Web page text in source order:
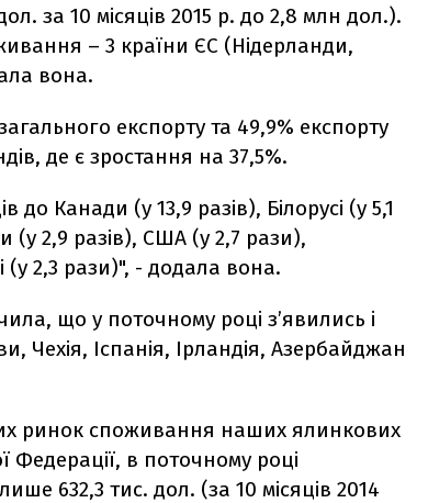
за 10 місяців 2015 р. до 2,8 млн дол.).
– 3 країни ЄС (Нідерланди,
вона.
експорту та 49,9% експорту
де є зростання на 37,5%.
до Канади (у 13,9 разів), Білорусі (у 5,1
(у 2,9 разів), США (у 2,7 рази),
(у 2,3 рази)", - додала вона.
що у поточному році з’явились і
Чехія, Іспанія, Ірландія, Азербайджан
ринок споживання наших ялинкових
Федерації, в поточному році
632,3 тис. дол. (за 10 місяців 2014